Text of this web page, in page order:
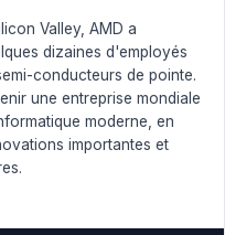
Valley, AMD a
dizaines d'employés
conducteurs de pointe.
une entreprise mondiale
moderne, en
importantes et